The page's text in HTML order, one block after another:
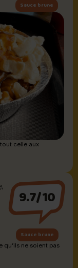
Sauce brune
celle aux
9.7/10
Sauce brune
qu’ils ne soient pas